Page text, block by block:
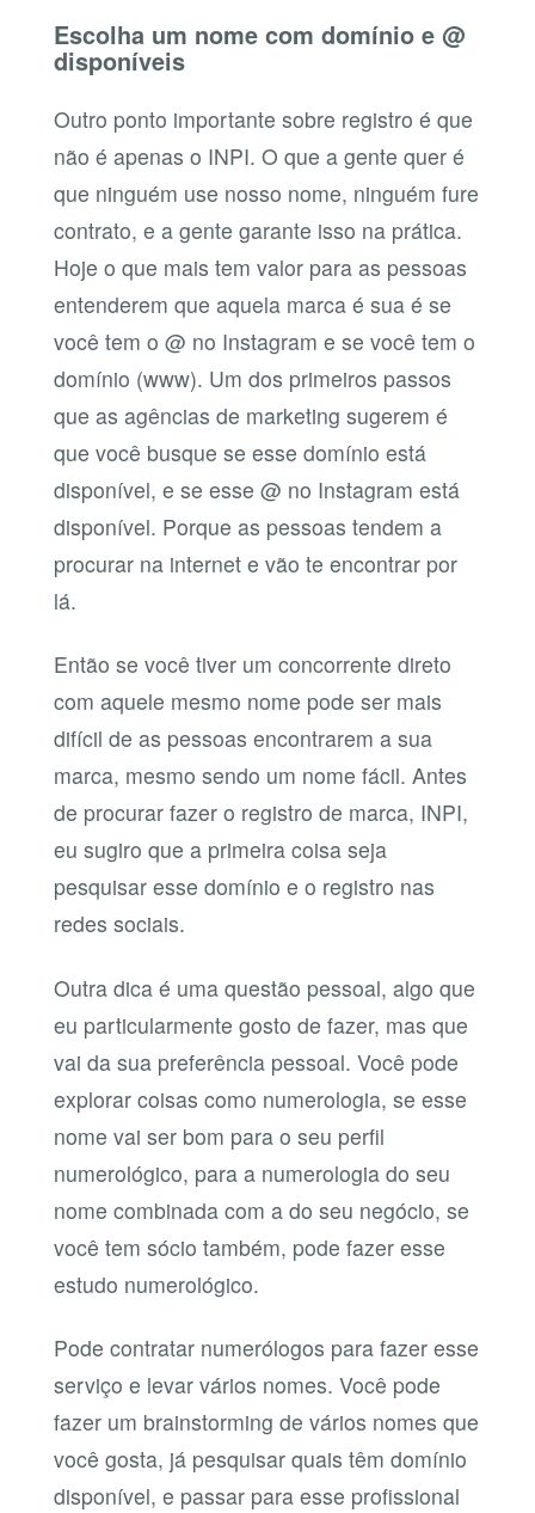
Escolha um nome com domínio e @
disponíveis
Outro ponto importante sobre registro é que
não é apenas o INPI. O que a gente quer é
que ninguém use nosso nome, ninguém fure
contrato, e a gente garante isso na prática.
Hoje o que mais tem valor para as pessoas
entenderem que aquela marca é sua é se
você tem o @ no Instagram e se você tem o
domínio (www). Um dos primeiros passos
que as agências de marketing sugerem é
que você busque se esse domínio está
disponível, e se esse @ no Instagram está
disponível. Porque as pessoas tendem a
procurar na internet e vão te encontrar por
lá.
Então se você tiver um concorrente direto
com aquele mesmo nome pode ser mais
difícil de as pessoas encontrarem a sua
marca, mesmo sendo um nome fácil. Antes
de procurar fazer o registro de marca, INPI,
eu sugiro que a primeira coisa seja
pesquisar esse domínio e o registro nas
redes sociais.
Outra dica é uma questão pessoal, algo que
eu particularmente gosto de fazer, mas que
vai da sua preferência pessoal. Você pode
explorar coisas como numerologia, se esse
nome vai ser bom para o seu perfil
numerológico, para a numerologia do seu
nome combinada com a do seu negócio, se
você tem sócio também, pode fazer esse
estudo numerológico.
Pode contratar numerólogos para fazer esse
serviço e levar vários nomes. Você pode
fazer um brainstorming de vários nomes que
você gosta, já pesquisar quais têm domínio
disponível, e passar para esse profissional